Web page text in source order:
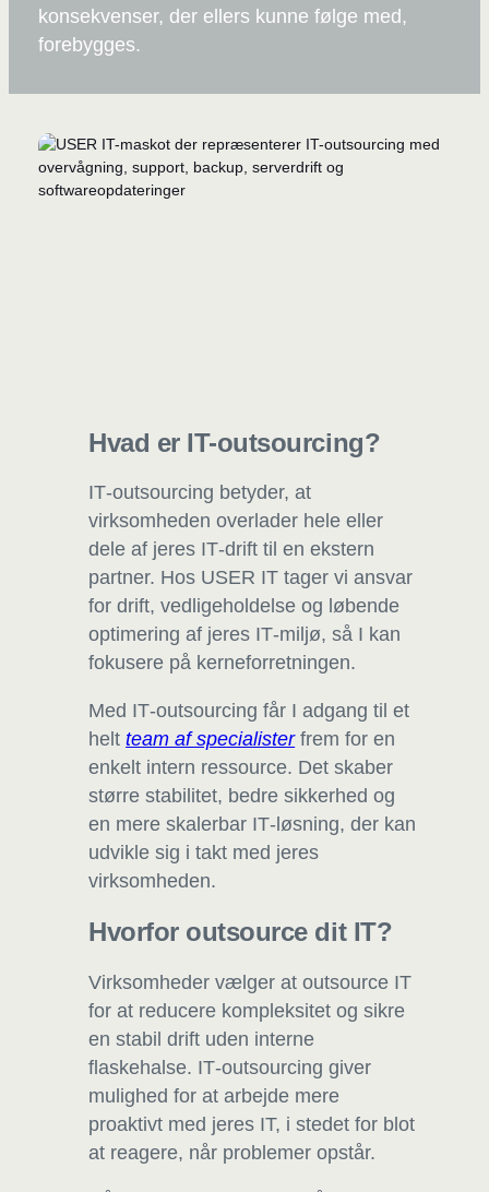
konsekvenser, der ellers kunne følge med,
forebygges.
Hvad er IT-outsourcing?
IT‑outsourcing betyder, at
virksomheden overlader hele eller
dele af jeres IT‑drift til en ekstern
partner. Hos USER IT tager vi ansvar
for drift, vedligeholdelse og løbende
optimering af jeres IT‑miljø, så I kan
fokusere på kerneforretningen.
Med IT‑outsourcing får I adgang til et
heltteam af specialister frem for en
enkelt intern ressource. Det skaber
større stabilitet, bedre sikkerhed og
en mere skalerbar IT‑løsning, der kan
udvikle sig i takt med jeres
virksomheden.
Hvorfor outsource dit IT?
Virksomheder vælger at outsource IT
for at reducere kompleksitet og sikre
en stabil drift uden interne
flaskehalse. IT‑outsourcing giver
mulighed for at arbejde mere
proaktivt med jeres IT, i stedet for blot
at reagere, når problemer opstår.